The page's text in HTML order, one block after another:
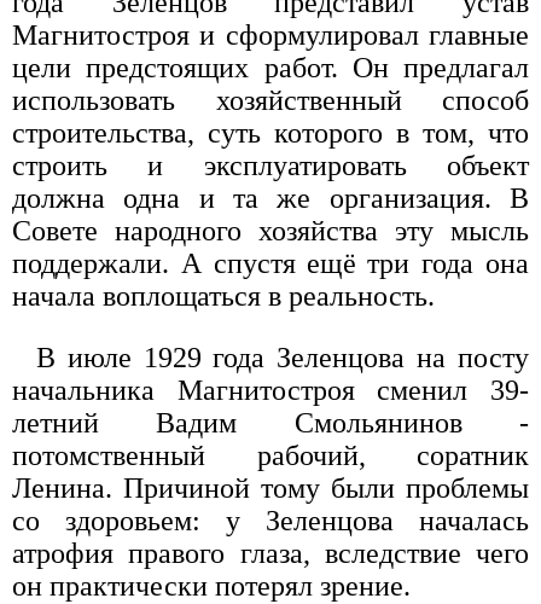
Магнитостроя и сформулировал главные
цели предстоящих работ. Он предлагал
использовать хозяйственный способ
строительства, суть которого в том, что
строить и эксплуатировать объект
должна одна и та же организация. В
Совете народного хозяйства эту мысль
поддержали. А спустя ещё три года она
начала воплощаться в реальность.
В июле 1929 года Зеленцова на посту
начальника Магнитостроя сменил 39-
летний Вадим Смольянинов -
потомственный рабочий, соратник
Ленина. Причиной тому были проблемы
со здоровьем: у Зеленцова началась
атрофия правого глаза, вследствие чего
он практически потерял зрение.